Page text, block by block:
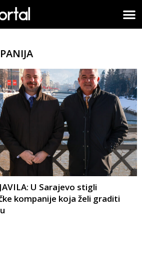
U Sarajevo stigli
kompanije koja želi graditi